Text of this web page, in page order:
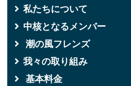
私たちについて
中核となるメンバー
潮の風フレンズ
我々の取り組み
基本料金